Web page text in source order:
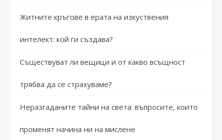
Житните кръгове в ерата на изкуствения
интелект: кой ги създава?
Съществуват ли вещици и от какво всъщност
трябва да се страхуваме?
Неразгаданите тайни на света: въпросите, които
променят начина ни на мислене